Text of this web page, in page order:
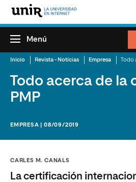
Menú
Inicio Revista - Noticias Empresa
Todo acerca de la
PMP
EMPRESA | 08/09/2019
CARLES M. CANALS
La certificación